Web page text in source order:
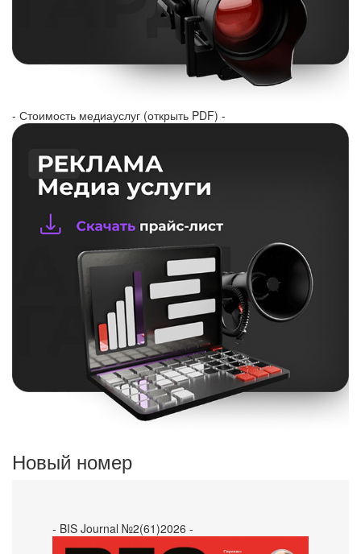
- Стоимость медиауслуг (открыть PDF) -
Новый номер
- BIS Journal №2(61)2026 -